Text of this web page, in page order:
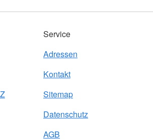
Service
Adressen
Kontakt
Sitemap
Datenschutz
AGB